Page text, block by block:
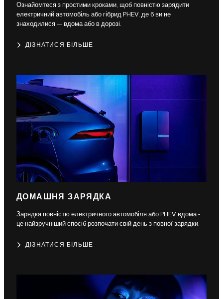
Ознайомтеся з простими кроками, щоб повністю зарядити
електричний автомобіль або гібрид PHEV, де б ви не
знаходилися — вдома або в дорозі.
ДІЗНАТИСЯ БІЛЬШЕ
ДОМАШНЯ ЗАРЯДКА
Зарядка повністю електричного автомобіля або PHEV вдома -
це найзручніший спосіб розпочати свій день з повної зарядки.
ДІЗНАТИСЯ БІЛЬШЕ